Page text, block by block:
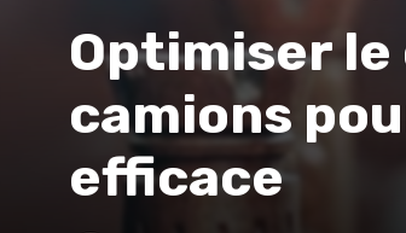
Optimiser
camions
efficace